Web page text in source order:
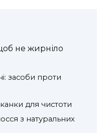
не жирніло
засоби проти
для чистоти
з натуральних